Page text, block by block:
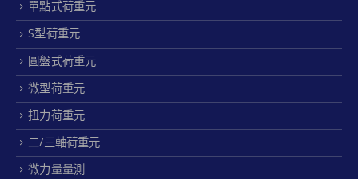
單點式荷重元
S型荷重元
圓盤式荷重元
微型荷重元
扭力荷重元
二/三軸荷重元
微力量量測